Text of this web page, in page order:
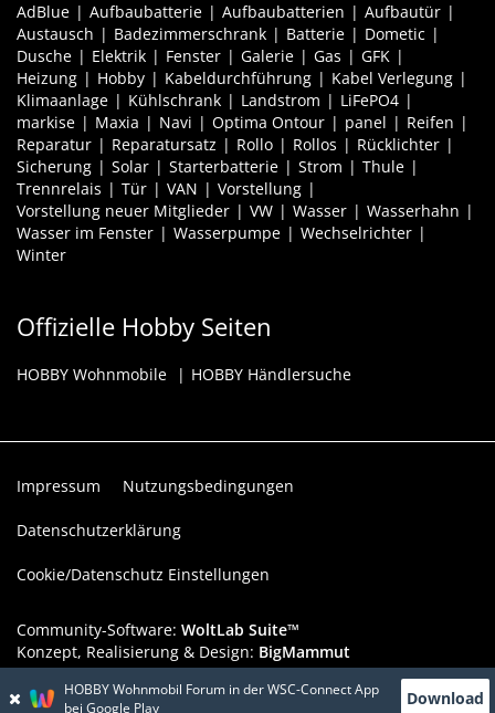
AdBlue Aufbaubatterie Aufbaubatterien
Aufbautür
Austausch
Badezimmerschrank Batterie
Dometic
Dusche
Elektrik Fenster Galerie Gas
GFK
Heizung
Hobby Kabeldurchführung
Kabel Verlegung
Klimaanlage
Kühlschrank Landstrom
LiFePO4
markise
Maxia Navi Optima Ontour panel
Reifen
Reparatur
Reparatursatz Rollo Rollos
Rücklichter
Sicherung
Solar Starterbatterie Strom
Thule
Trennrelais
Tür VAN
Vorstellung
Vorstellung neuer Mitglieder
VW Wasser
Wasserhahn
Wasser im Fenster
Wasserpumpe
Wechselrichter
Winter
Offizielle Hobby Seiten
HOBBY Wohnmobile HOBBY Händlersuche
Impressum Nutzungsbedingungen
Datenschutzerklärung
Cookie/Datenschutz Einstellungen
Community-Software: WoltLab Suite™
Konzept, Realisierung & Design: BigMammut
Werbelink: Dieser Werbeplatz ist verfügbar!
HOBBY Wohnmobil Forum in der WSC-Connect App
bei Google Play
Download